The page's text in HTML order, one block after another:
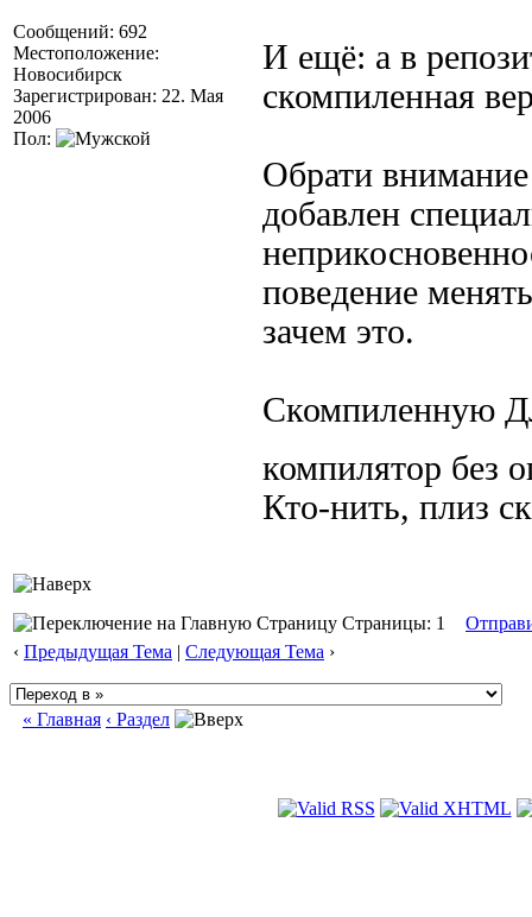
Сообщений: 692
Местоположение:
Новосибирск
Зарегистрирован: 22. Мая
2006
Пол:
И ещё: а в
скомпиленная
Обрати
добавлен
поведение
зачем это.
Скомпиленную
компилятор без
Кто-нить, плиз
Страницы: 1
‹ Предыдущая Тема | Следующая Тема ›
« Главная ‹ Раздел